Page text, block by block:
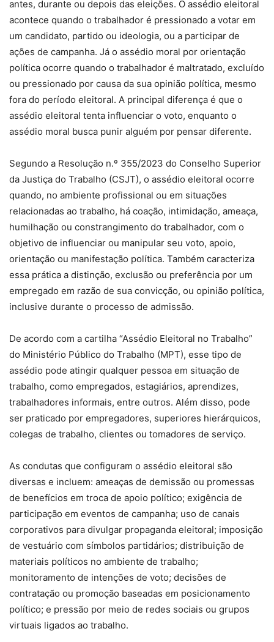
antes, durante ou depois das eleições. O assédio eleitoral
acontece quando o trabalhador é pressionado a votar em
um candidato, partido ou ideologia, ou a participar de
ações de campanha. Já o assédio moral por orientação
política ocorre quando o trabalhador é maltratado, excluído
ou pressionado por causa da sua opinião política, mesmo
fora do período eleitoral. A principal diferença é que o
assédio eleitoral tenta influenciar o voto, enquanto o
assédio moral busca punir alguém por pensar diferente.
Segundo a Resolução n.º 355/2023 do Conselho Superior
da Justiça do Trabalho (CSJT), o assédio eleitoral ocorre
quando, no ambiente profissional ou em situações
relacionadas ao trabalho, há coação, intimidação, ameaça,
humilhação ou constrangimento do trabalhador, com o
objetivo de influenciar ou manipular seu voto, apoio,
orientação ou manifestação política. Também caracteriza
essa prática a distinção, exclusão ou preferência por um
empregado em razão de sua convicção, ou opinião política,
inclusive durante o processo de admissão.
De acordo com a cartilha “Assédio Eleitoral no Trabalho”
do Ministério Público do Trabalho (MPT), esse tipo de
assédio pode atingir qualquer pessoa em situação de
trabalho, como empregados, estagiários, aprendizes,
trabalhadores informais, entre outros. Além disso, pode
ser praticado por empregadores, superiores hierárquicos,
colegas de trabalho, clientes ou tomadores de serviço.
As condutas que configuram o assédio eleitoral são
diversas e incluem: ameaças de demissão ou promessas
de benefícios em troca de apoio político; exigência de
participação em eventos de campanha; uso de canais
corporativos para divulgar propaganda eleitoral; imposição
de vestuário com símbolos partidários; distribuição de
materiais políticos no ambiente de trabalho;
monitoramento de intenções de voto; decisões de
contratação ou promoção baseadas em posicionamento
político; e pressão por meio de redes sociais ou grupos
virtuais ligados ao trabalho.